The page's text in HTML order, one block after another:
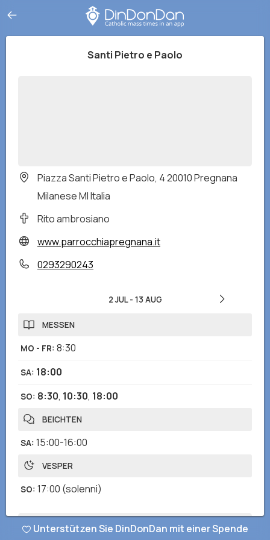
Santi Pietro e Paolo
Piazza Santi Pietro e Paolo, 4 20010 Pregnana
Milanese MI Italia
Rito ambrosiano
www.parrocchiapregnana.it
0293290243
2 JUL- 13 AUG
MESSEN
MO - FR: 8:30
SA: 18:00
SO: 8:30, 10:30, 18:00
BEICHTEN
SA: 15:00-16:00
VESPER
SO: 17:00 (solenni)
Haben Sie falsche oder fehlende Informationen bemerkt? Senden
Unterstützen Sie DinDonDan mit einer Spende